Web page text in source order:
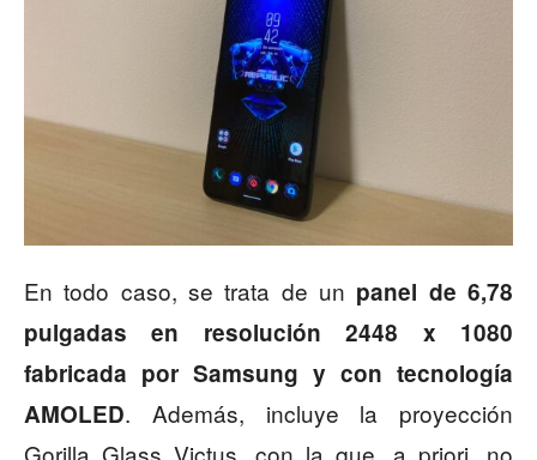
En todo caso, se trata de un panel de 6,78
pulgadas en resolución 2448 x 1080
fabricada por Samsung y con tecnología
AMOLED. Además, incluye la proyección